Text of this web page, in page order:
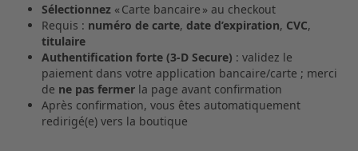
Sélectionnez « Carte bancaire » au checkout
Requis : numéro de carte, date d’expiration, CVC,
titulaire
Authentification forte (3‑D Secure) : validez le
paiement dans votre application bancaire/carte ; merci
de ne pas fermer la page avant confirmation
Après confirmation, vous êtes automatiquement
redirigé(e) vers la boutique